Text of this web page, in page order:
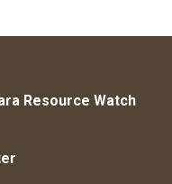
Resource Watch